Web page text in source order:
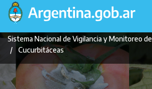
Pasar
contenido
principal
Navegación
principal
Sistema Nacional de Vigilancia y Monitoreo
Cucurbitáceas